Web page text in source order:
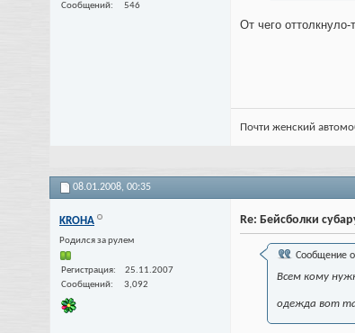
Сообщений
546
От чего
Почти женский
08.01.2008, 00:35
KROHA
Родился за рулем
Регистрация
25.11.2007
Сообщений
3,092
Re: Бейсболки
Сообщение
Всем кому
одежда вот